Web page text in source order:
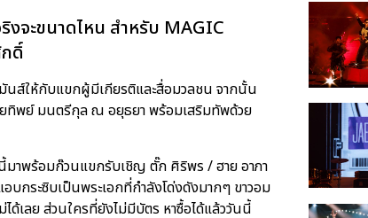
จะขนาดไหน สำหรับ MAGIC
ดิ์
นส์ให้กับแขกผู้มีเกียรติและสื่อมวลชน จากนั้น
ยทิพย์ มนตรีกุล ณ อยุธยา พร้อมเสริมทัพด้วย
าพร้อมก๊วนแขกรับเชิญ ตั๊ก ศิริพร / ฮาย อาภา
บกระซิบเป็นพระเอกที่กำลังโด่งดังมากๆ ขาวอม
ด้เลย ส่วนใครที่ยังไม่มีบัตร หาซื้อได้แล้ววันนี้